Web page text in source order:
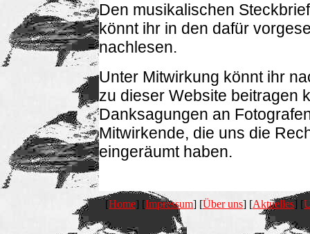
Den musikalischen
könnt ihr in den dafür
nachlesen.
Unter Mitwirkung könnt ihr
zu dieser Website beitragen
Danksagungen an
Mitwirkende, die uns die
eingeräumt haben.
[Home] [Impressum] [Über uns] [Aktuelles] [